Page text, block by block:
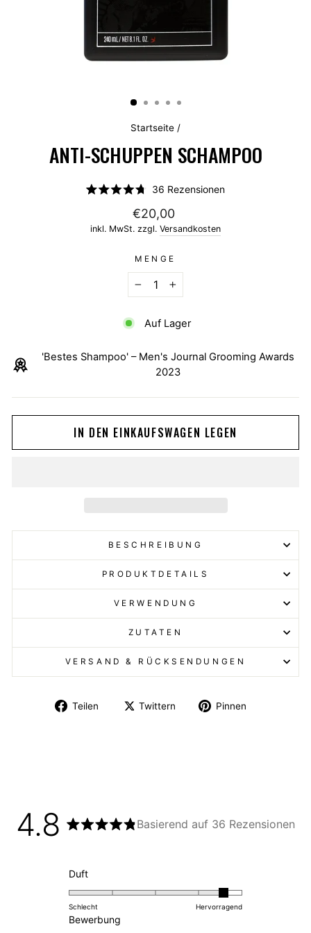
Startseite /
ANTI-SCHUPPEN SCHAMPOO
5
36 RezensionenKlicken
€20,00
inkl. MwSt. zzgl. Versandkosten
MENGE
+
Auf Lager
'Bestes Shampoo' – Men's Journal Grooming Awards
2023
IN DEN EINKAUFSWAGEN LEGEN
BESCHREIBUNG
PRODUKTDETAILS
VERWENDUNG
ZUTATEN
VERSAND & RÜCKSENDUNGEN
Teilen Twittern Pinnen
4.8
bewertet
Basierend auf 36 Rezensionen
DuftMit
4.6
auf
einer
Schlecht Hervorragend
Bewerbung